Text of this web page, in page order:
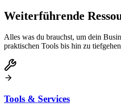
Weiterführende
Alles was du brauchst, um dein
praktischen Tools bis hin zu
Tools & Services